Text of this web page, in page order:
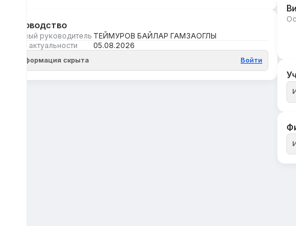
Руководство
Первый руководитель ТЕЙМУРОВ БАЙЛАР ГАМЗАОГЛЫ
Дата актуальности
05.08.2026
Информация скрыта Войти